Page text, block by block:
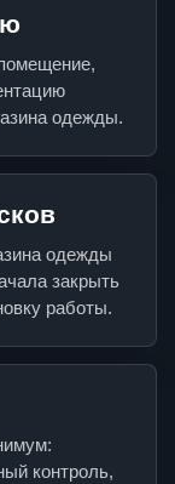
одежды.
одежды
закрыть
работы.
контроль,